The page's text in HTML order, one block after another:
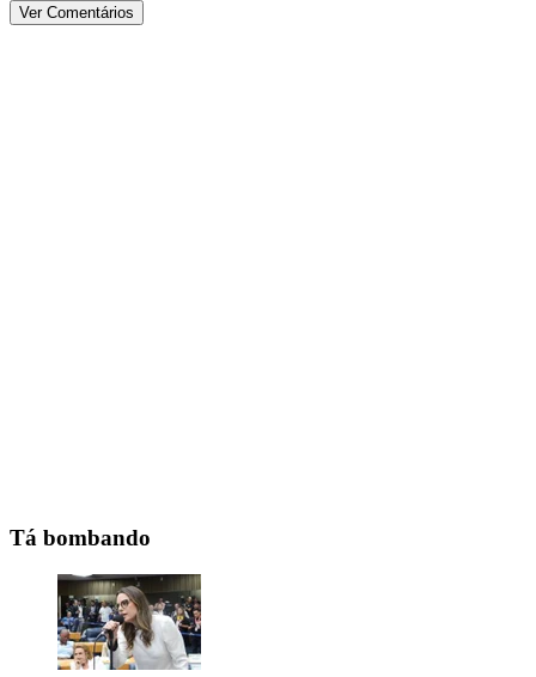
Ver Comentários
Tá bombando